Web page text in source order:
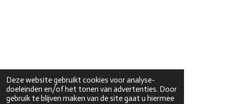
Deze website gebruikt cookies voor analyse-
doeleinden en/of het tonen van advertenties. Door
gebruik te blijven maken van de site gaat u hiermee